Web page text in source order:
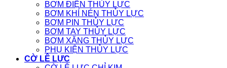
BƠM ĐIỆN THỦY LỰC
BƠM KHÍ NÉN THỦY LỰC
BƠM PIN THỦY LỰC
BƠM TAY THỦY LỰC
BƠM XĂNG THỦY LỰC
PHỤ KIỆN THỦY LỰC
CỜ LÊ LỰC